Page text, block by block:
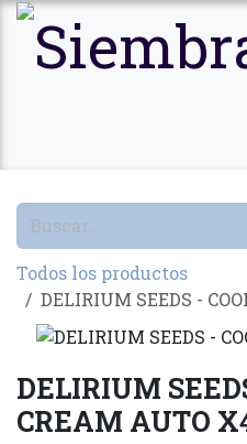
Ir al contenido
Todos los productos
DELIRIUM SEEDS -
DELIRIUM
CREAM AUTO